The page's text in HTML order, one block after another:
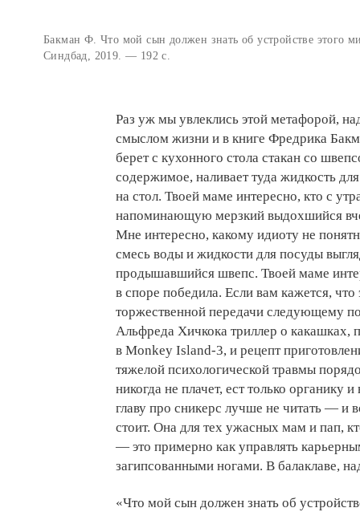
Бакман Ф. Что мой сын должен знать об устройстве
Синдбад, 2019. — 192 с.
Раз уж мы увлеклись этой метафорой,
смыслом жизни и в книге Фредрика
берет с кухонного стола стакан со
содержимое, наливает туда жидкость
на стол. Твоей маме интересно, кто с
напоминающую мерзкий выдохшийся
Мне интересно, какому идиоту не
смесь воды и жидкости для посуды
продышавшийся швепс. Твоей маме
в споре победила. Если вам кажется,
торжественной передачи следующему
Альфреда Хичкока триллер о какашках,
в Monkey Island-3, и рецепт
тяжелой психологической травмы
никогда не плачет, ест только органику
главу про сникерс лучше не читать — и
стоит. Она для тех ужасных мам и пап,
— это примерно как управлять
загипсованными ногами. В балаклаве,
«Что мой сын должен знать об